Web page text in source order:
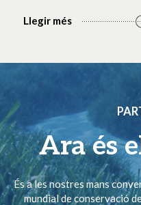
Llegir més
Ara és
És a les nostres mans
mundial de conservació